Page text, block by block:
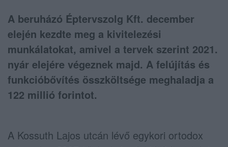
A beruházó Éptervszolg Kft. december
elején kezdte meg a kivitelezési
munkálatokat, amivel a tervek szerint 2021.
nyár elejére végeznek majd. A felújítás és
funkcióbővítés összköltsége meghaladja a
122 millió forintot.
A Kossuth Lajos utcán lévő egykori ortodox